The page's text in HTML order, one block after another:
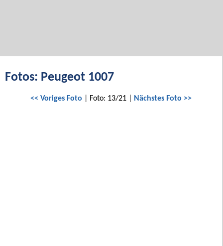
Fotos: Peugeot 1007
<< Voriges Foto | Foto: 13/21 | Nächstes Foto >>